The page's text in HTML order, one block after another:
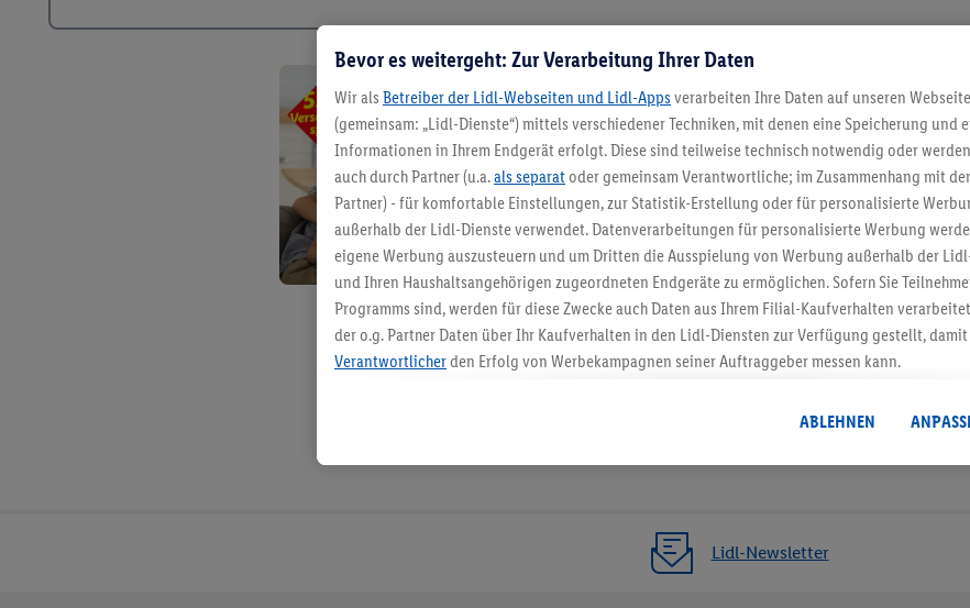
5.95 € Versand
Jetzt zum Newsletter
Gutschein sichern!
Lidl-Newsletter
Bevor es weitergeht: Zur Verarbeitung Ihrer Daten
Wir als Betreiber der Lidl-Webseiten und Lidl-Apps verarbeiten Ihre Daten auf unseren
(gemeinsam: „Lidl-Dienste“) mittels verschiedener Techniken, mit denen eine Speicherung und
Informationen in Ihrem Endgerät erfolgt. Diese sind teilweise technisch notwendig oder
auch durch Partner (u.a.als separat oder gemeinsam Verantwortliche; im Zusammenhang mit
Partner) - für komfortable Einstellungen, zur Statistik-Erstellung oder für personalisierte
außerhalb der Lidl-Dienste verwendet. Datenverarbeitungen für personalisierte Werbung
eigene Werbung auszusteuern und um Dritten die Ausspielung von Werbung außerhalb der
und Ihren Haushaltsangehörigen zugeordneten Endgeräte zu ermöglichen. Sofern Sie
Programms sind, werden für diese Zwecke auch Daten aus Ihrem Filial-Kaufverhalten
der o.g. Partner Daten über Ihr Kaufverhalten in den Lidl-Diensten zur Verfügung gestellt, damit
Verantwortlicherden Erfolg von Werbekampagnen seiner Auftraggeber messen kann.
angereicherten Profilen. Dies umfasst die Zusammenführung von Daten (z.B. über Ihre
Kaufverhalten in den Lidl-Diensten, Informationen aus Ihrem Kundenkonto - z.B. Alter oder
genauen Standortdaten) auch über verschiedene Endgeräte und Lidl-Dienste hinweg
Erfolgsmessung der Werbung, zur Zielgruppenforschung, zur Entwicklung von Angeboten
Sicherung und Optimierung dieser Werbeausspielungen.
ABLEHNEN